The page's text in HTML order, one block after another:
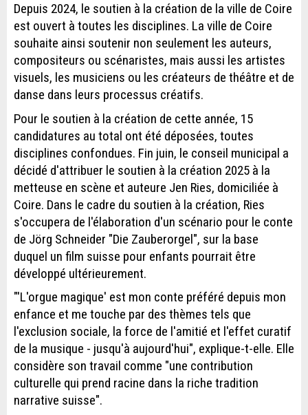
Depuis 2024, le soutien à la création de la ville de Coire
est ouvert à toutes les disciplines. La ville de Coire
souhaite ainsi soutenir non seulement les auteurs,
compositeurs ou scénaristes, mais aussi les artistes
visuels, les musiciens ou les créateurs de théâtre et de
danse dans leurs processus créatifs.
Pour le soutien à la création de cette année, 15
candidatures au total ont été déposées, toutes
disciplines confondues. Fin juin, le conseil municipal a
décidé d'attribuer le soutien à la création 2025 à la
metteuse en scène et auteure Jen Ries, domiciliée à
Coire. Dans le cadre du soutien à la création, Ries
s'occupera de l'élaboration d'un scénario pour le conte
de Jörg Schneider "Die Zauberorgel", sur la base
duquel un film suisse pour enfants pourrait être
développé ultérieurement.
"'L'orgue magique' est mon conte préféré depuis mon
enfance et me touche par des thèmes tels que
l'exclusion sociale, la force de l'amitié et l'effet curatif
de la musique - jusqu'à aujourd'hui", explique-t-elle. Elle
considère son travail comme "une contribution
culturelle qui prend racine dans la riche tradition
narrative suisse".